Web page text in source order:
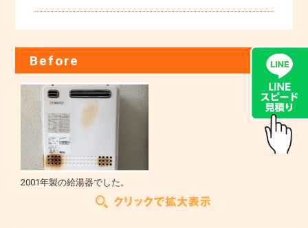
Before
2001年製の給湯器でした。